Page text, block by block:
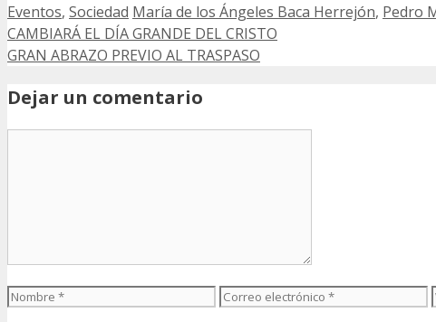
Categorías
Eventos, Sociedad Etiquetas
María de los Ángeles Baca Herrejón, Pedro
Post
navigation
CAMBIARÁ EL DÍA GRANDE DEL CRISTO
GRAN ABRAZO PREVIO AL TRASPASO
Dejar un comentario
Nombre
Correo